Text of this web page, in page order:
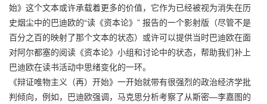
始》这个文本或许承载着更多的价值，它作为已经被视为消失在历
史烟尘中的巴迪欧的“读《资本论》” 报告的一个影射版（尽管不是
百分之百的映射了那个文本的状态）或许可以提供当时巴迪欧在面
对阿尔都塞的阅读《资本论》小组和讨论中的状态，帮助我们补上
巴迪欧在读书活动中思绪变化的一环。
《辩证唯物主义（再）开始》一开始就带有很强烈的政治经济学批
判倾向，例如，巴迪欧强调，马克思分析考察了从斯密—李嘉图的